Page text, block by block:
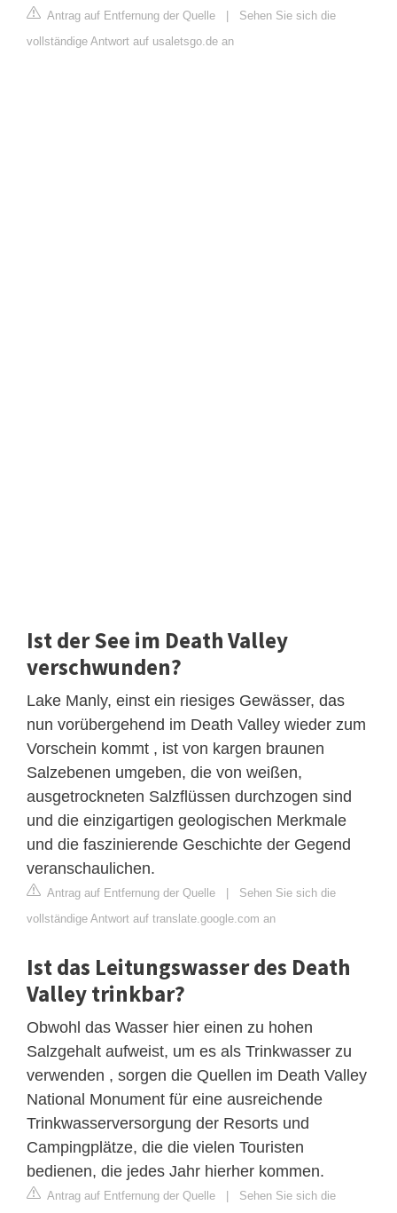
Antrag auf Entfernung der Quelle | Sehen Sie sich die
vollständige Antwort auf usaletsgo.de an
Ist der See im Death Valley
verschwunden?
Lake Manly, einst ein riesiges Gewässer, das
nun vorübergehend im Death Valley wieder zum
Vorschein kommt , ist von kargen braunen
Salzebenen umgeben, die von weißen,
ausgetrockneten Salzflüssen durchzogen sind
und die einzigartigen geologischen Merkmale
und die faszinierende Geschichte der Gegend
veranschaulichen.
Antrag auf Entfernung der Quelle | Sehen Sie sich die
vollständige Antwort auf translate.google.com an
Ist das Leitungswasser des Death
Valley trinkbar?
Obwohl das Wasser hier einen zu hohen
Salzgehalt aufweist, um es als Trinkwasser zu
verwenden , sorgen die Quellen im Death Valley
National Monument für eine ausreichende
Trinkwasserversorgung der Resorts und
Campingplätze, die die vielen Touristen
bedienen, die jedes Jahr hierher kommen.
Antrag auf Entfernung der Quelle | Sehen Sie sich die